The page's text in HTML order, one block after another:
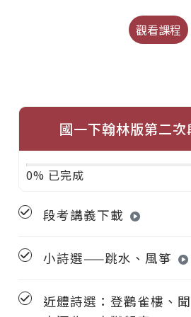
國一下翰林版第二
0% 已完成
段考講義下載
小詩選——跳水、風箏
近體詩選：登鸛雀樓、
觀看課程